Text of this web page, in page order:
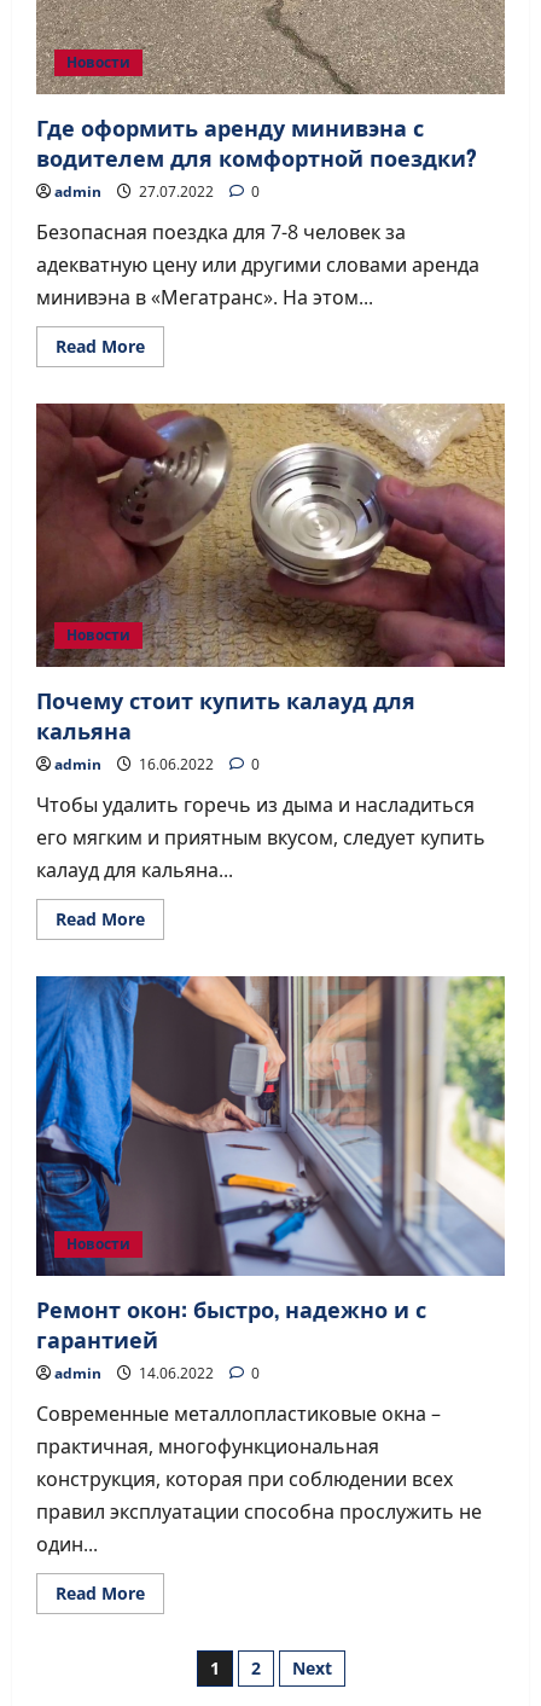
Новости
Где оформить аренду минивэна с
водителем для комфортной поездки?
admin 27.07.2022 0
Безопасная поездка для 7-8 человек за
адекватную цену или другими словами аренда
минивэна в «Мегатранс». На этом...
Read MoreRead
more
оформить
аренду
минивэна
с
водителем
для
комфортной
поездки?
Новости
Почему стоит купить калауд для
кальяна
admin 16.06.2022 0
Чтобы удалить горечь из дыма и насладиться
его мягким и приятным вкусом, следует купить
калауд для кальяна...
Read MoreRead
more
стоит
купить
калауд
Новости
Ремонт окон: быстро, надежно и с
гарантией
admin 14.06.2022 0
Современные металлопластиковые окна –
практичная, многофункциональная
конструкция, которая при соблюдении всех
правил эксплуатации способна прослужить не
один...
Read MoreRead
more
надежноPosts
1 2 Next